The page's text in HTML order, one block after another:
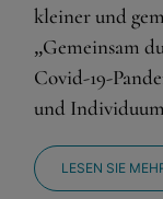
kleiner und
„Gemeinsam
Covid-19-
und
LESEN SIE